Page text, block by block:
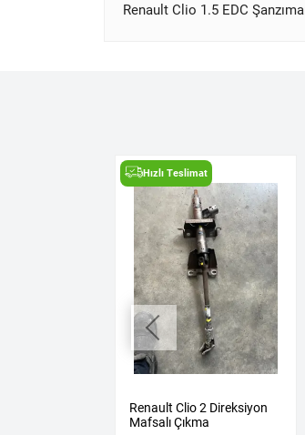
Renault Clio 1.5 EDC
Hızlı Teslimat
Renault Clio 2 Direksiyon
Mafsalı Çıkma